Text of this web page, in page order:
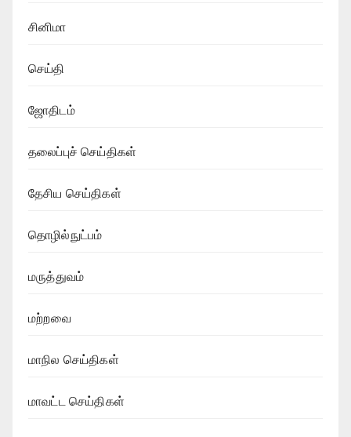
சினிமா
செய்தி
ஜோதிடம்
தலைப்புச் செய்திகள்
தேசிய செய்திகள்
தொழில்நுட்பம்
மருத்துவம்
மற்றவை
மாநில செய்திகள்
மாவட்ட செய்திகள்